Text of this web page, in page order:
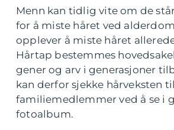
Menn kan tidlig vite om de
for å miste håret ved
opplever å miste håret
Hårtap bestemmes
gener og arv i generasjoner
kan derfor sjekke hårveksten
familiemedlemmer ved å se i
fotoalbum.